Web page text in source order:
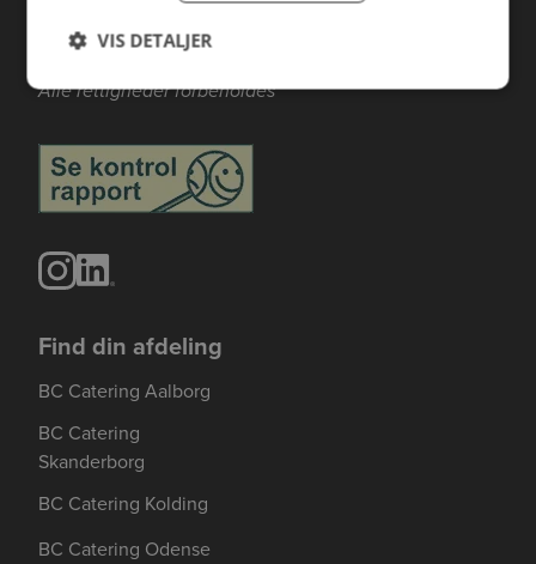
Alle rettigheder forbeholdes
Find din afdeling
BC Catering Aalborg
BC Catering
Skanderborg
BC Catering Kolding
BC Catering Odense
VIS DETALJER